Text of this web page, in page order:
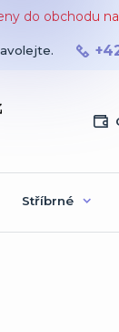
do obchodu na
Stříbrné